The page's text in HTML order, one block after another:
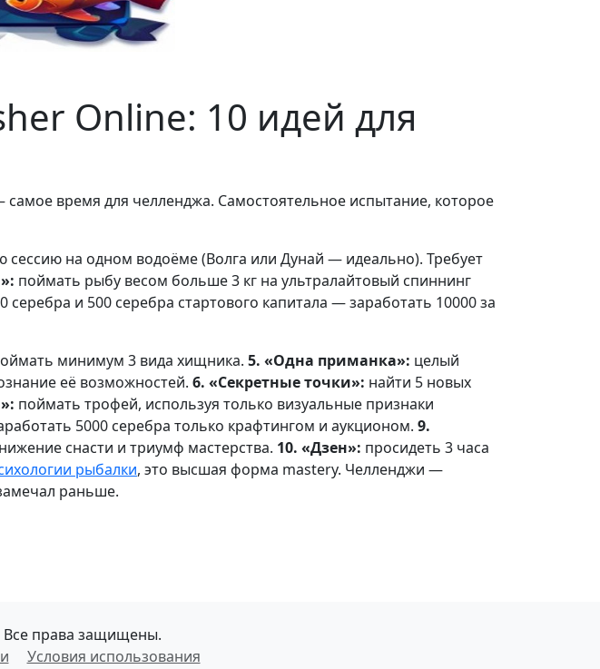
Online: 10 идей для
время для челленджа. Самостоятельное испытание, которое
сессию на одном водоёме (Волга или Дунай — идеально). Требует
поймать рыбу весом больше 3 кг на ультралайтовый спиннинг
серебра и 500 серебра стартового капитала — заработать 10000 за
минимум 3 вида хищника. 5. «Одна приманка»: целый
её возможностей. 6. «Секретные точки»: найти 5 новых
поймать трофей, используя только визуальные признаки
5000 серебра только крафтингом и аукционом. 9.
снасти и триумф мастерства. 10. «Дзен»: просидеть 3 часа
рыбалки, это высшая форма mastery. Челленджи —
раньше.
Все права защищены.
Условия использования